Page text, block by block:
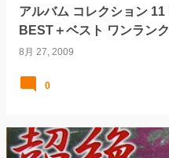
アルバム コレクション
BEST＋ベスト ワンラン
8月 27, 2009
0